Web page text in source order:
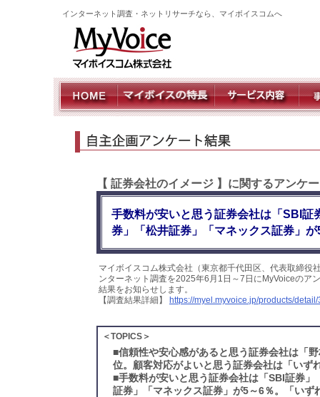
インターネット調査・ネットリサーチなら、マイボイスコムへ
【 証券会社のイメージ 】に関するアンケ
手数料が安いと思う証券会社は「SBI証
券」「松井証券」「マネックス証券」
マイボイスコム株式会社（東京都千代田区、代表取締
ンターネット調査を2025年6月1日～7日にMyVoiceのア
結果をお知らせします。
【調査結果詳細】
https://myel.myvoice.jp/products/
＜TOPICS＞
■信頼性や安心感があると思う証券会社は「
位。顧客対応がよいと思う証券会社は「いず
■手数料が安いと思う証券会社は「SBI証券
証券」「マネックス証券」が5～6％。「いず